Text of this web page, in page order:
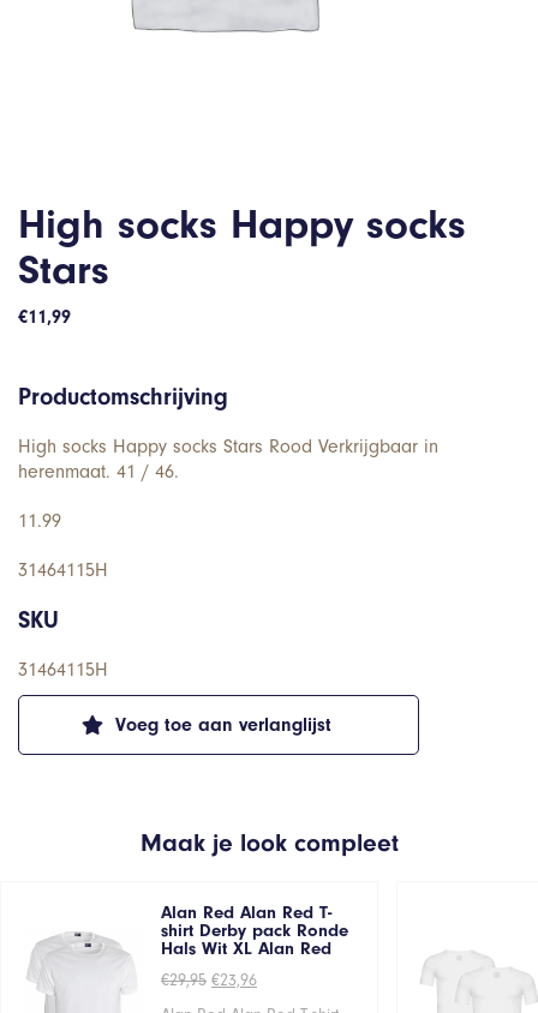
High socks Happy socks
Stars
€11,99
Voeg toe aan verlanglijst
Productomschrijving
High socks Happy socks Stars Rood Verkrijgbaar in
herenmaat. 41 / 46.
11.99
31464115H
SKU
31464115H
Maak je look compleet
Alan Red Alan Red T-
shirt Derby pack Ronde
Hals Wit XL Alan Red
€29,95 Oorspronkelijke
€23,96Huidige